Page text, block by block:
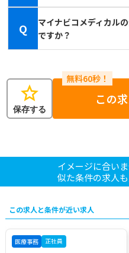
Q
マイナビコメディカル
ですか？
star
保存する
この
イメージに合い
似た条件の求人
この求人と条件が近い求人
医療事務 正社員